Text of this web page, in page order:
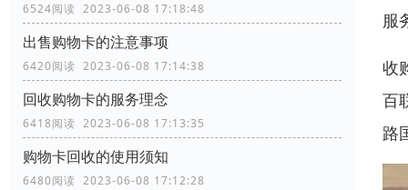
6524阅读 2023-06-08 17:18:48
出售购物卡的注意事项
6420阅读 2023-06-08 17:14:38
回收购物卡的服务理念
6418阅读 2023-06-08 17:13:35
购物卡回收的使用须知
6480阅读 2023-06-08 17:12:28
服
收
百
路